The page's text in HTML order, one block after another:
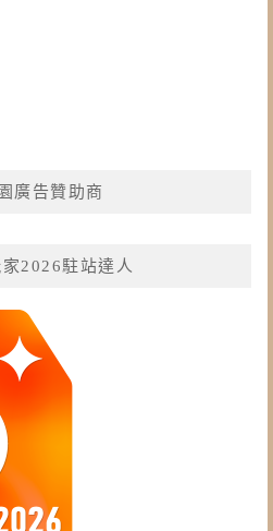
廣告贊助商
2026駐站達人